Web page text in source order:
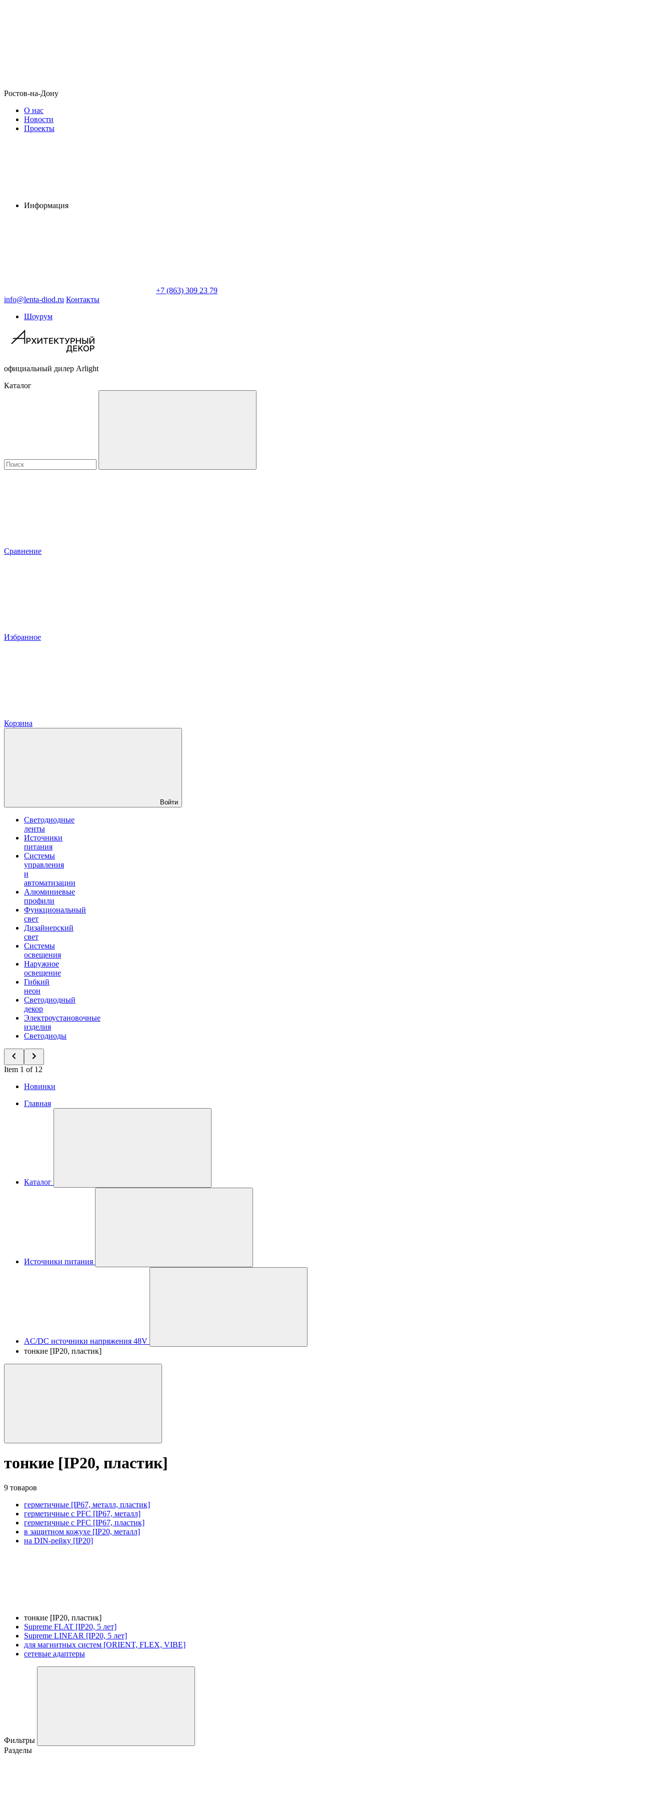
Ростов-на-Дону
О нас
Новости
Проекты
Информация
+7 (863) 309 23 79
info@lenta-diod.ru Контакты
Шоурум
официальный дилер Arlight
Каталог
Сравнение
Избранное
Корзина
Войти
Светодиодные
ленты
Источники
питания
Системы
управления
и
автоматизации
Алюминиевые
профили
Функциональный
свет
Дизайнерский
свет
Системы
освещения
Наружное
освещение
Гибкий
неон
Светодиодный
декор
Электроустановочные
изделия
Светодиоды
Item 1 of 12
Новинки
Главная
Каталог
Источники питания
AC/DC источники напряжения 48V
тонкие [IP20, пластик]
тонкие [IP20, пластик]
9 товаров
герметичные [IP67, металл, пластик]
герметичные с PFC [IP67, металл]
герметичные с PFC [IP67, пластик]
в защитном кожухе [IP20, металл]
на DIN-рейку [IP20]
тонкие [IP20, пластик]
Supreme FLAT [IP20, 5 лет]
Supreme LINEAR [IP20, 5 лет]
для магнитных систем [ORIENT, FLEX, VIBE]
сетевые адаптеры
Фильтры
Разделы